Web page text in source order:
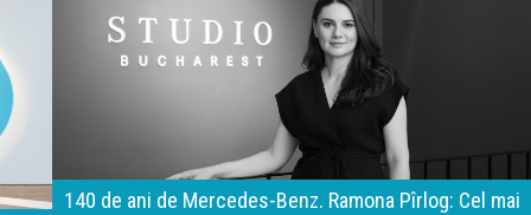
140 de ani de Mercedes-Benz. Ramona Pîrlog: Cel mai